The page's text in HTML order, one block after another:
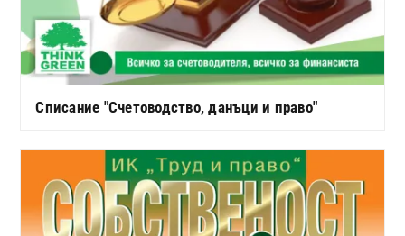
Списание "Счетоводство, данъци и право"